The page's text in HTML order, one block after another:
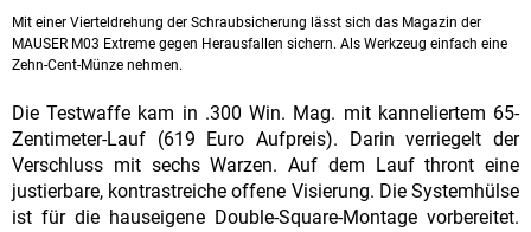
Mit einer Vierteldrehung der Schraubsicherung lässt sich das Magazin der
MAUSER M03 Extreme gegen Herausfallen sichern. Als Werkzeug einfach eine
Zehn-Cent-Münze nehmen.
Die Testwaffe kam in .300 Win. Mag. mit kanneliertem 65-
Zentimeter-Lauf (619 Euro Aufpreis). Darin verriegelt der
Verschluss mit sechs Warzen. Auf dem Lauf thront eine
justierbare, kontrastreiche offene Visierung. Die Systemhülse
ist für die hauseigene Double-Square-Montage vorbereitet.